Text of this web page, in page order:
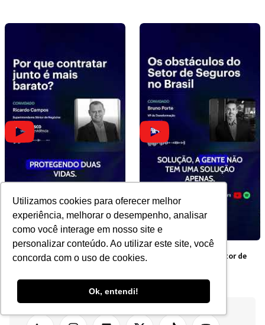
Utilizamos cookies para oferecer melhor
experiência, melhorar o desempenho, analisar
como você interage em nosso site e
personalizar conteúdo. Ao utilizar este site, você
concorda com o uso de cookies.
Ok, entendi!
Por que contratar junto é
Os obstáculos do Setor de